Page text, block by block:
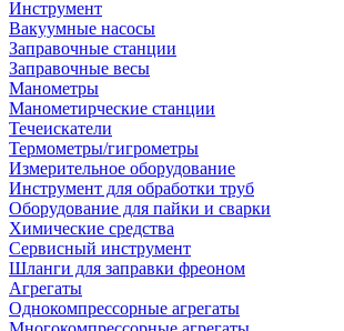
Инструмент
Вакуумные насосы
Заправочные станции
Заправочные весы
Манометры
Манометирческие станции
Течеискатели
Термометры/гигрометры
Измерительное оборудование
Инструмент для обработки труб
Оборудование для пайки и сварки
Химические средства
Сервисный инструмент
Шланги для заправки фреоном
Агрегаты
Однокомпрессорные агрегаты